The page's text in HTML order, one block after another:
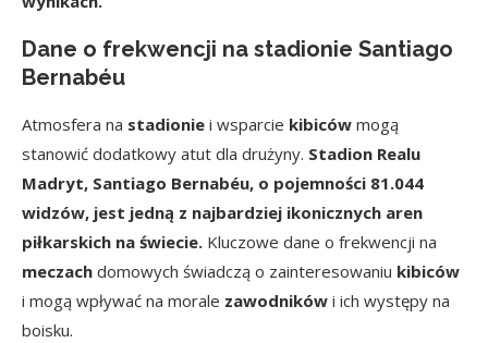
Dane o frekwencji na stadionie Santiago
Bernabéu
Atmosfera na stadionie i wsparcie kibiców mogą
stanowić dodatkowy atut dla drużyny. Stadion Realu
Madryt, Santiago Bernabéu, o pojemności 81.044
widzów, jest jedną z najbardziej ikonicznych aren
piłkarskich na świecie. Kluczowe dane o frekwencji na
meczach domowych świadczą o zainteresowaniu kibiców
i mogą wpływać na morale zawodników i ich występy na
boisku.